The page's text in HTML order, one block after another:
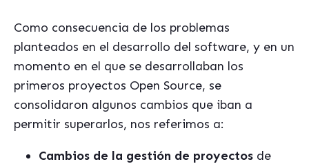
Como consecuencia de los problemas
planteados en el desarrollo del software, y en un
momento en el que se desarrollaban los
primeros proyectos Open Source, se
consolidaron algunos cambios que iban a
permitir superarlos, nos referimos a:
Cambios de la gestión de proyectos de